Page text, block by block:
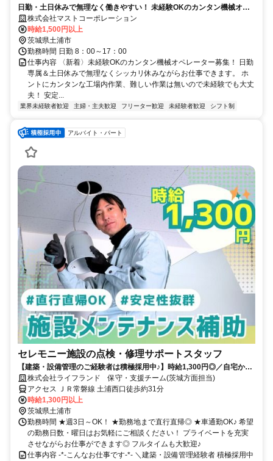
日勤・土日休みで無理なく働きやすい！ 未経験OKのカンタン機械オペ
レーターで月収27万円可能！
株式会社マストコーポレーション
時給1,500円以上
茨城県土浦市
勤務時間 日勤 8：00～17：00
仕事内容 〈新着〉未経験OKのカンタン機械オペレーター募集！ 日勤
専属＆土日休みで無理なくシッカリ休みながらお仕事できます。 ホ
ントにカンタンな工場内作業、難しい作業は無いので未経験でも大丈
夫！ 安定...
業界未経験者歓迎 主婦・主夫歓迎 フリーター歓迎 未経験者歓迎 シフト制
アルバイト・パート
セレモニー施設の点検・修理サポートスタッフ
【建築・設備管理のご経験者は積極採用中♪】時給1,300円◎／自宅から
直行直帰OK！／週3日～◎ フルタイム大歓迎♪／専門スタッフが同行
するため安心♪経験者の方は即戦力にも／車通勤OK！／社員登用実績あ
り
株式会社ライフランド 保守・支援チーム(茨城方面担当)
アクセス ＪＲ常磐線 土浦西口徒歩約31分
時給1,300円以上
茨城県土浦市
勤務時間 ★週3日～OK！ ★勤務地まで直行直帰◎ ★車通勤OK♪ 希望
の勤務日数・曜日はお気軽にご相談ください！ プライベートを充実
させながらお仕事ができます◎ フルタイムも大歓迎♪
仕事内容 -*-こんなお仕事です-*- ＼建築・設備管理経験者 積極採用中